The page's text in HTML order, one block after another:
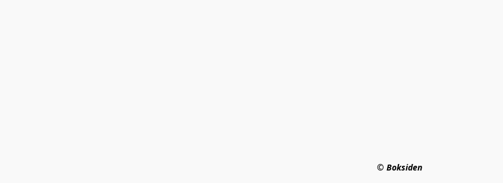
© Boksiden